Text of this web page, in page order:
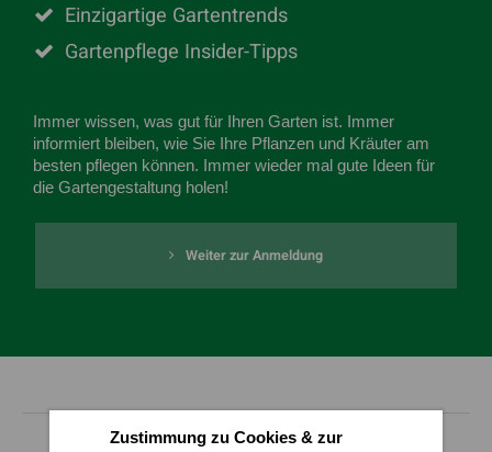
Einzigartige Gartentrends
Gartenpflege Insider-Tipps
Immer wissen, was gut für Ihren Garten ist. Immer
informiert bleiben, wie Sie Ihre Pflanzen und Kräuter am
besten pflegen können. Immer wieder mal gute Ideen für
die Gartengestaltung holen!
Weiter zur Anmeldung
Zustimmung zu Cookies & zur